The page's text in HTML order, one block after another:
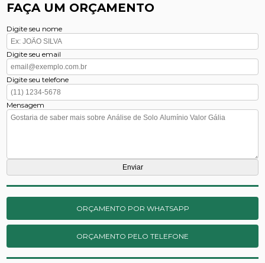
FAÇA UM ORÇAMENTO
Digite seu nome
Digite seu email
Digite seu telefone
Mensagem
ORÇAMENTO POR WHATSAPP
ORÇAMENTO PELO TELEFONE